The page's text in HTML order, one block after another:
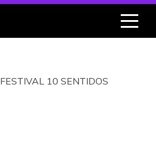
FESTIVAL 10 SENTIDOS